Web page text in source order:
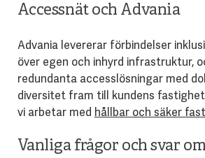
Accessnät och Advania
Advania levererar förbindelser
över egen och inhyrd infrastruktur,
redundanta accesslösningar med
diversitet fram till kundens
vi arbetar med hållbar och säker
Vanliga frågor och svar